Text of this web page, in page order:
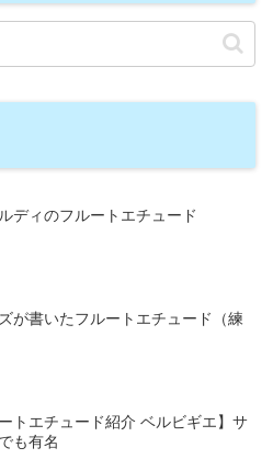
ディのフルートエチュード
が書いたフルートエチュード（練
ートエチュード紹介 ベルビギエ】サ
も有名